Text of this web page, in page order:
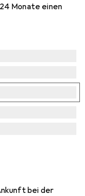
Monate einen
bei der